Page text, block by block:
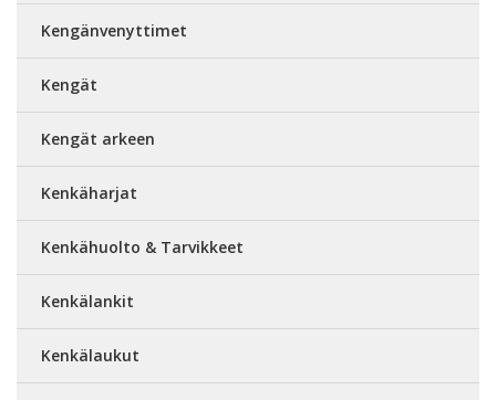
Kengänvenyttimet
Kengät
Kengät arkeen
Kenkäharjat
Kenkähuolto & Tarvikkeet
Kenkälankit
Kenkälaukut